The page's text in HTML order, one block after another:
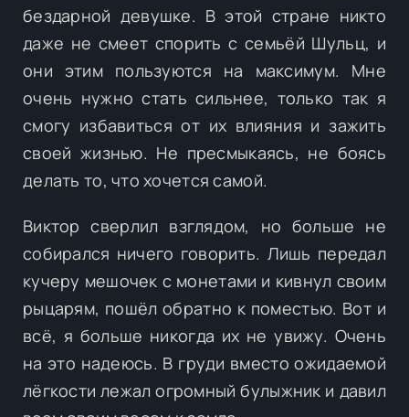
бездарной девушке. В этой стране никто
даже не смеет спорить с семьёй Шульц, и
они этим пользуются на максимум. Мне
очень нужно стать сильнее, только так я
смогу избавиться от их влияния и зажить
своей жизнью. Не пресмыкаясь, не боясь
делать то, что хочется самой.
Виктор сверлил взглядом, но больше не
собирался ничего говорить. Лишь передал
кучеру мешочек с монетами и кивнул своим
рыцарям, пошёл обратно к поместью. Вот и
всё, я больше никогда их не увижу. Очень
на это надеюсь. В груди вместо ожидаемой
лёгкости лежал огромный булыжник и давил